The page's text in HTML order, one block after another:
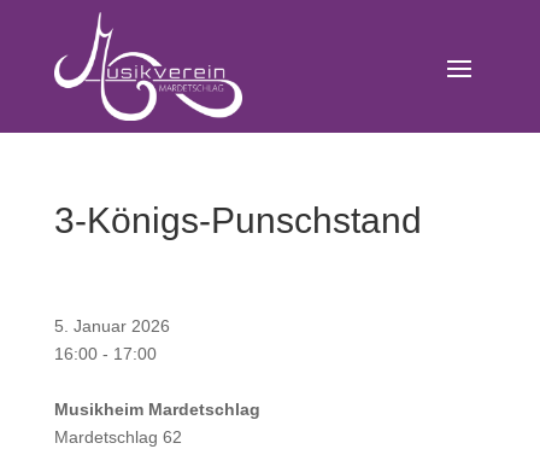
3-Königs-Punschstand
5. Januar 2026
16:00- 17:00
Musikheim Mardetschlag
Mardetschlag 62